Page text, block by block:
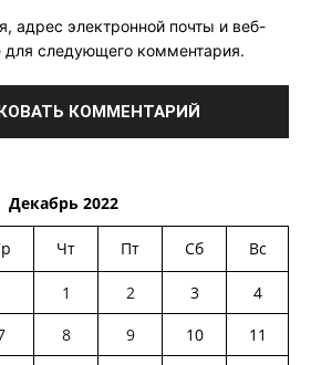
адрес электронной почты и веб-
для следующего комментария.
Декабрь 2022
Чт Пт Сб Вс
1 2 3
4
8 9 10
11